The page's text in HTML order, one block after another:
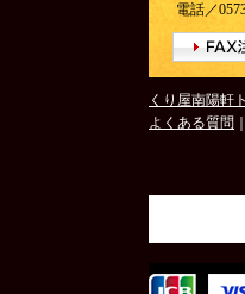
電話／
くり屋南陽軒
よくある質問